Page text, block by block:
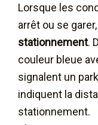
Lorsque les
arrêt ou se
stationnement.
couleur bleue
signalent un
indiquent la
stationnement.